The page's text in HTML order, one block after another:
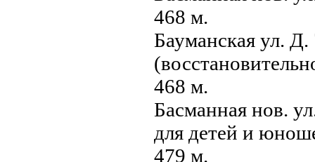
468 м.
Бауманская ул.
468 м.
Басманная нов.
для детей и
479 м.